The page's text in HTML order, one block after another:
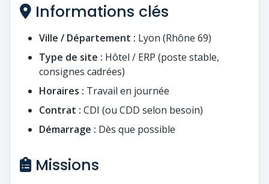
Informations clés
Ville / Département : Lyon (Rhône 69)
Type de site : Hôtel / ERP (poste stable,
consignes cadrées)
Horaires : Travail en journée
Contrat : CDI (ou CDD selon besoin)
Démarrage : Dès que possible
Missions